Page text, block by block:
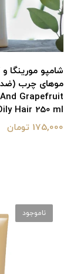
شامپو
موهای چرب
Grapefruit
Hair 250 ml
175,000 تومان
ناموجود